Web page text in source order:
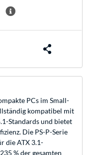
PCs im Small-
kompatibel mit
Standards und bietet
Die PS-P-Serie
die ATX 3.1-
% der gesamten